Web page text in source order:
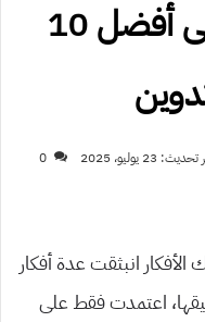
مقالاتك.. تعرف على أفضل 10
23 يوليو، 2025
0
انبثقت عدة أفكار
اعتمدت فقط على